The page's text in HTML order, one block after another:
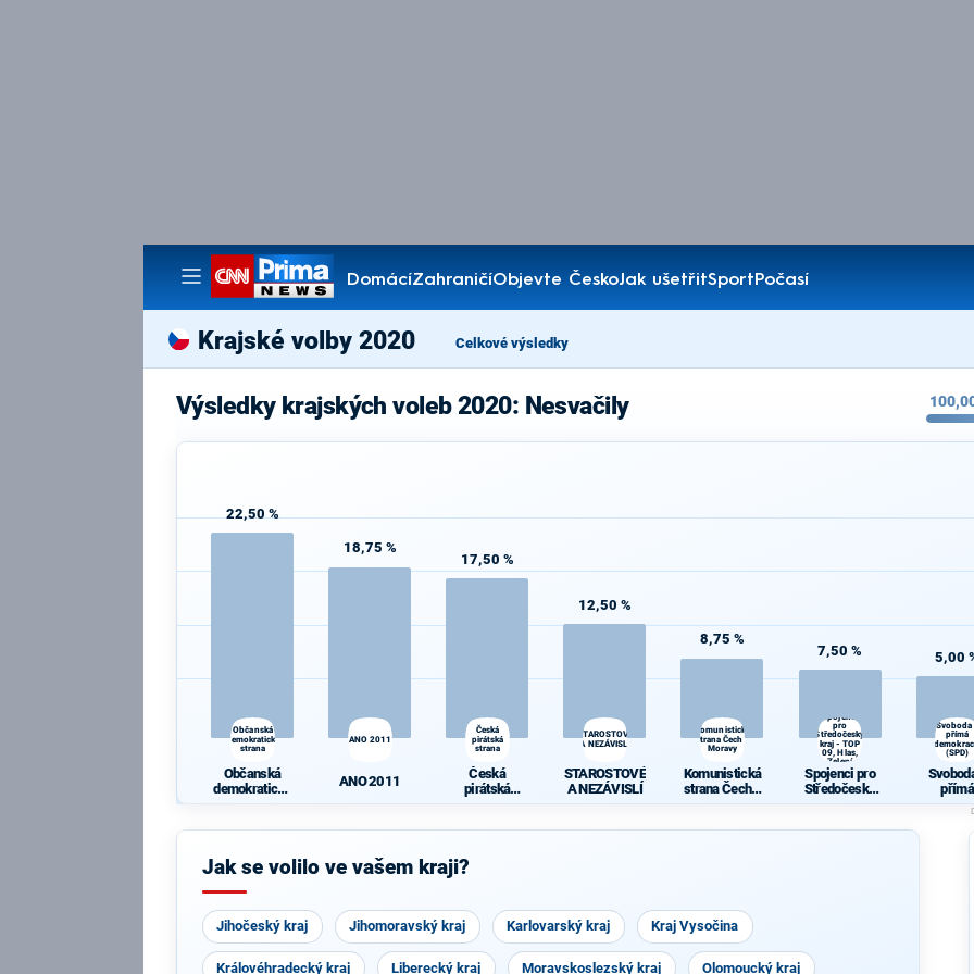
DomácíZahraničíObjevte ČeskoJak ušetřitSportPočasí
Pořady
Krajské volby 2020 Celkové výsledky
Výsledky krajských voleb 2020: Nesvačily
22,50 %
Občanská
demokratická
strana
Občanská
demokratická
18,75 %
ANO 2011
ANO 2011
17,50 %
Česká
pirátská
strana
Česká
pirátská
12,50 %
STAROSTOVÉ
A NEZÁVISLÍ
STAROSTOVÉ
A NEZÁVISLÍ
8,75 %
Komunistická
strana Čech a
Moravy
Komunistická
strana Čech a
7,50 %
Spojenci
pro
Středočeský
kraj - TOP
09, Hlas,
Zelení
Spojenci pro
Středočeský
kraj - TOP 09,
5,00
Svoboda
přímá
(SPD)
přímá
(SPD)
Jak se volilo ve vašem kraji?
Jihočeský kraj Jihomoravský kraj Karlovarský kraj Kraj Vysočina
Královéhradecký kraj Liberecký kraj Moravskoslezský kraj Olomoucký kraj